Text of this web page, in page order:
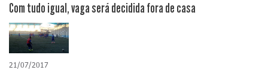
Com tudo igual, vaga será decidida fora de casa
21/07/2017